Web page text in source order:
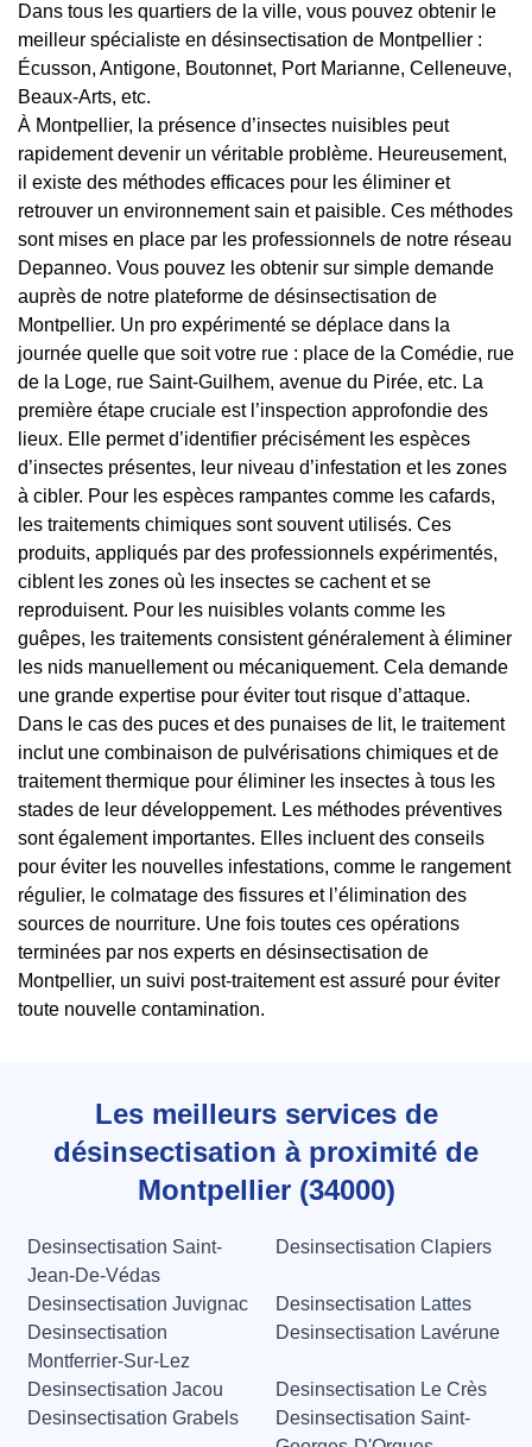
Dans tous les quartiers de la ville, vous pouvez obtenir le
meilleur spécialiste en désinsectisation de Montpellier :
Écusson, Antigone, Boutonnet, Port Marianne, Celleneuve,
Beaux-Arts, etc.
À Montpellier, la présence d’insectes nuisibles peut
rapidement devenir un véritable problème. Heureusement,
il existe des méthodes efficaces pour les éliminer et
retrouver un environnement sain et paisible. Ces méthodes
sont mises en place par les professionnels de notre réseau
Depanneo. Vous pouvez les obtenir sur simple demande
auprès de notre plateforme de désinsectisation de
Montpellier. Un pro expérimenté se déplace dans la
journée quelle que soit votre rue : place de la Comédie, rue
de la Loge, rue Saint-Guilhem, avenue du Pirée, etc. La
première étape cruciale est l’inspection approfondie des
lieux. Elle permet d’identifier précisément les espèces
d’insectes présentes, leur niveau d’infestation et les zones
à cibler. Pour les espèces rampantes comme les cafards,
les traitements chimiques sont souvent utilisés. Ces
produits, appliqués par des professionnels expérimentés,
ciblent les zones où les insectes se cachent et se
reproduisent. Pour les nuisibles volants comme les
guêpes, les traitements consistent généralement à éliminer
les nids manuellement ou mécaniquement. Cela demande
une grande expertise pour éviter tout risque d’attaque.
Dans le cas des puces et des punaises de lit, le traitement
inclut une combinaison de pulvérisations chimiques et de
traitement thermique pour éliminer les insectes à tous les
stades de leur développement. Les méthodes préventives
sont également importantes. Elles incluent des conseils
pour éviter les nouvelles infestations, comme le rangement
régulier, le colmatage des fissures et l’élimination des
sources de nourriture. Une fois toutes ces opérations
terminées par nos experts en désinsectisation de
Montpellier, un suivi post-traitement est assuré pour éviter
toute nouvelle contamination.
Les meilleurs services de
désinsectisation à proximité de
Montpellier (34000)
Desinsectisation Saint-
Jean-De-Védas
Desinsectisation Clapiers
Desinsectisation Juvignac
Desinsectisation Lattes
Desinsectisation
Montferrier-Sur-Lez
Desinsectisation Lavérune
Desinsectisation Jacou
Desinsectisation Le Crès
Desinsectisation Grabels
Desinsectisation Saint-